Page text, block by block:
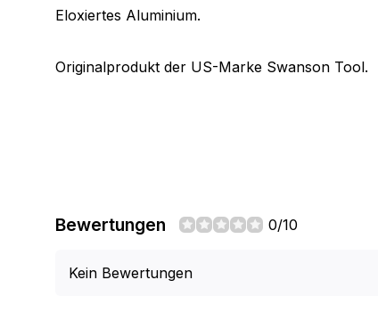
Eloxiertes Aluminium.
Originalprodukt der US-Marke Swanson Tool.
Bewertungen 0/10
Kein Bewertungen